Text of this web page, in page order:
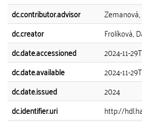
dc.contributor.advisor
dc.creator
Frolíková,
dc.date.accessioned
2024-11-
dc.date.available
2024-11-
dc.date.issued
2024
dc.identifier.uri
http://